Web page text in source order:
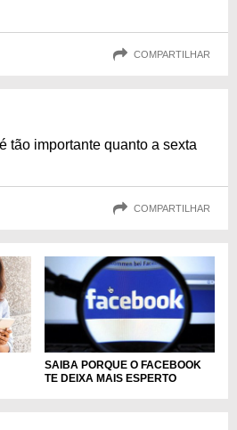
COMPARTILHAR
tão importante quanto a sexta
COMPARTILHAR
SAIBA PORQUE O FACEBOOK
TE DEIXA MAIS ESPERTO